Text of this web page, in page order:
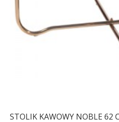
STOLIK KAWOWY NOBLE 62